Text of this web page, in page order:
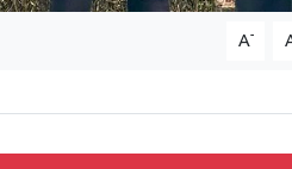
A-